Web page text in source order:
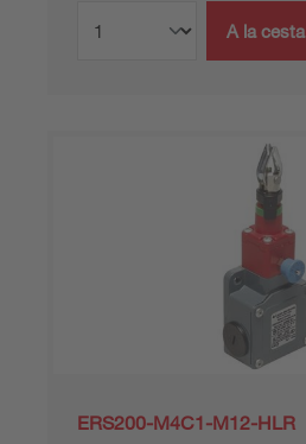
A la cesta
ERS200-M4C1-M12-HLR